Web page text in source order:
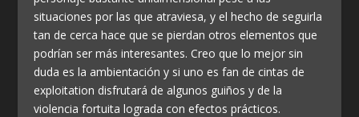
situaciones por las que atraviesa, y el hecho de seguirla
tan de cerca hace que se pierdan otros elementos que
podrían ser más interesantes. Creo que lo mejor sin
duda es la ambientación y si uno es fan de cintas de
exploitation disfrutará de algunos guiños y de la
violencia fortuita lograda con efectos prácticos.